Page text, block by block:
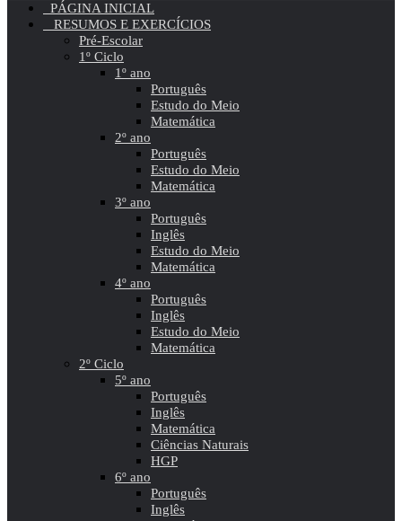
PÁGINA INICIAL
RESUMOS E EXERCÍCIOS
Pré-Escolar
1º Ciclo
1º ano
Português
Estudo do Meio
Matemática
2º ano
Português
Estudo do Meio
Matemática
3º ano
Português
Inglês
Estudo do Meio
Matemática
4º ano
Português
Inglês
Estudo do Meio
Matemática
2º Ciclo
5º ano
Português
Inglês
Matemática
Ciências Naturais
HGP
6º ano
Português
Inglês